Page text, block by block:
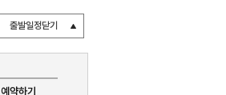
출발일정닫기
예약하기